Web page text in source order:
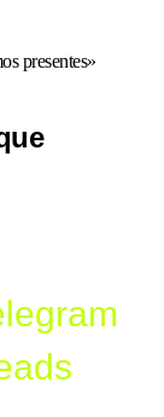
presentes»